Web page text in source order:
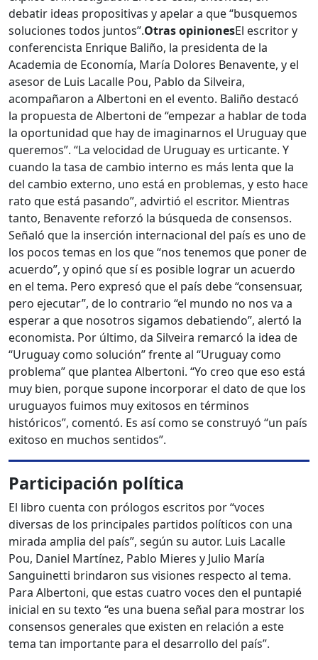
debatir ideas propositivas y apelar a que “busquemos
soluciones todos juntos”.Otras opinionesEl escritor y
conferencista Enrique Baliño, la presidenta de la
Academia de Economía, María Dolores Benavente, y el
asesor de Luis Lacalle Pou, Pablo da Silveira,
acompañaron a Albertoni en el evento. Baliño destacó
la propuesta de Albertoni de “empezar a hablar de toda
la oportunidad que hay de imaginarnos el Uruguay que
queremos”. “La velocidad de Uruguay es urticante. Y
cuando la tasa de cambio interno es más lenta que la
del cambio externo, uno está en problemas, y esto hace
rato que está pasando”, advirtió el escritor. Mientras
tanto, Benavente reforzó la búsqueda de consensos.
Señaló que la inserción internacional del país es uno de
los pocos temas en los que “nos tenemos que poner de
acuerdo”, y opinó que sí es posible lograr un acuerdo
en el tema. Pero expresó que el país debe “consensuar,
pero ejecutar”, de lo contrario “el mundo no nos va a
esperar a que nosotros sigamos debatiendo”, alertó la
economista. Por último, da Silveira remarcó la idea de
“Uruguay como solución” frente al “Uruguay como
problema” que plantea Albertoni. “Yo creo que eso está
muy bien, porque supone incorporar el dato de que los
uruguayos fuimos muy exitosos en términos
históricos”, comentó. Es así como se construyó “un país
exitoso en muchos sentidos”.
Participación política
El libro cuenta con prólogos escritos por “voces
diversas de los principales partidos políticos con una
mirada amplia del país”, según su autor. Luis Lacalle
Pou, Daniel Martínez, Pablo Mieres y Julio María
Sanguinetti brindaron sus visiones respecto al tema.
Para Albertoni, que estas cuatro voces den el puntapié
inicial en su texto “es una buena señal para mostrar los
consensos generales que existen en relación a este
tema tan importante para el desarrollo del país”.